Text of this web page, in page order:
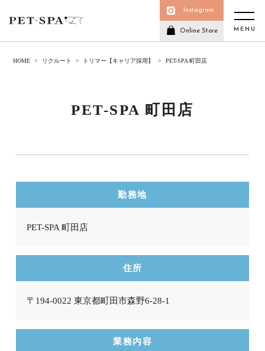
Instagram
Online Store MENU
HOME リクルート トリマー【キャリア採用】 PET-SPA 町田店
PET-SPA 町田店
勤務地
PET-SPA 町田店
住所
〒194-0022 東京都町田市森野6-28-1
業務内容